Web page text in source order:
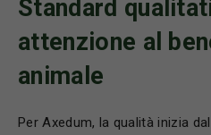
Standard
attenzione al
animale
Per Axedum, la qualità inizia